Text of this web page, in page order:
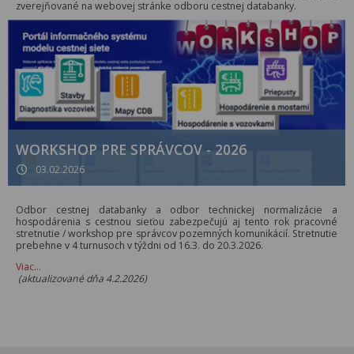
zverejňované na webovej stránke odboru cestnej databanky.
WORKSHOP PRE SPRÁVCOV - 2026
03.02.2026
Odbor cestnej databanky a odbor technickej normalizácie a
hospodárenia s cestnou sieťou zabezpečujú aj tento rok pracovné
stretnutie / workshop pre správcov pozemných komunikácií. Stretnutie
prebehne v 4 turnusoch v týždni od 16.3. do 20.3.2026.
Viac…
(aktualizované dňa 4.2.2026)